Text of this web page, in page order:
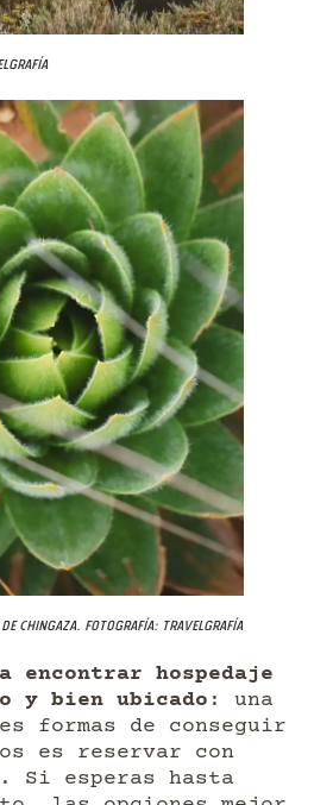
Chingaza. Fotografía: Travelgrafía
encontrar hospedaje
y bien ubicado : una
formas de conseguir
es reservar con
Si esperas hasta